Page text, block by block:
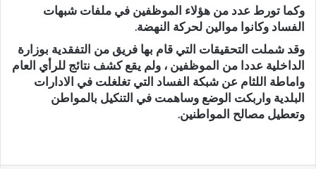
وكما تورط عدد من هؤلاء الموظفين في ملفات شبهات
الفساد وكانوا موالين لحركة النهضة.
وقد شملت التحقيقات التي قام بها فريق من التفقدية بوزارة
الداخلية عددا من الموظفين ، ولم يقع كشف نتائج للرأي العام
واماطة اللثام عن شبكة الفساد التي تغلغلت في الادارات
البلدية واربكت الوضع وساهمت في التنكيل بالمواطن
وتعطيل مصالح المواطنين.